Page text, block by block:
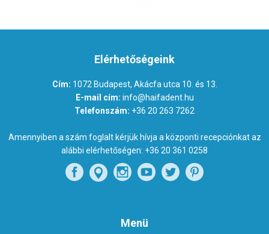
Elérhetőségeink
Cím: 1072 Budapest, Akácfa utca 10. és 13.
E-mail cím: info@haifadent.hu
Telefonszám: +36 20 263 7262
Amennyiben a szám foglalt kérjük hívja a központi recepciónkat az
alábbi elérhetőségen: +36 20 361 0258
Menü